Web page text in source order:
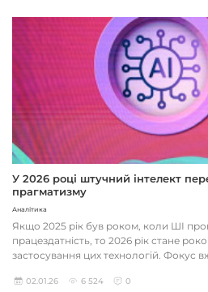
У 2026 році штучний інтелект
прагматизму
Аналітика
Якщо 2025 рік був роком, коли ШІ
працездатність, то 2026 рік стане
застосування цих технологій. Фокус
02.01.26 6 524 0